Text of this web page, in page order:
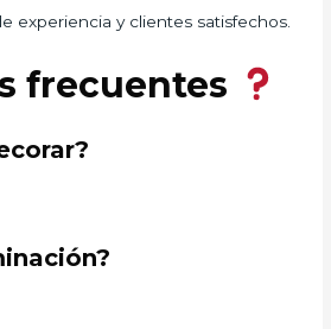
experiencia y clientes satisfechos.
frecuentes